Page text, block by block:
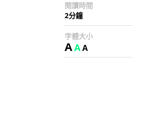
閱讀時間
2分鐘
字體大小
AAA